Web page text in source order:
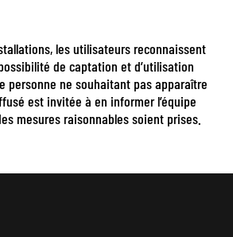
les utilisateurs reconnaissent
de captation et d’utilisation
personne ne souhaitant pas apparaître
est invitée à en informer l’équipe
mesures raisonnables soient prises.